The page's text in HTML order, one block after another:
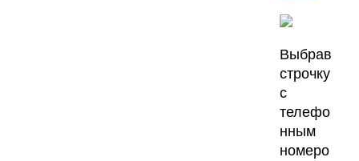
Выбрав
строчку
с
телефо
нным
номеро